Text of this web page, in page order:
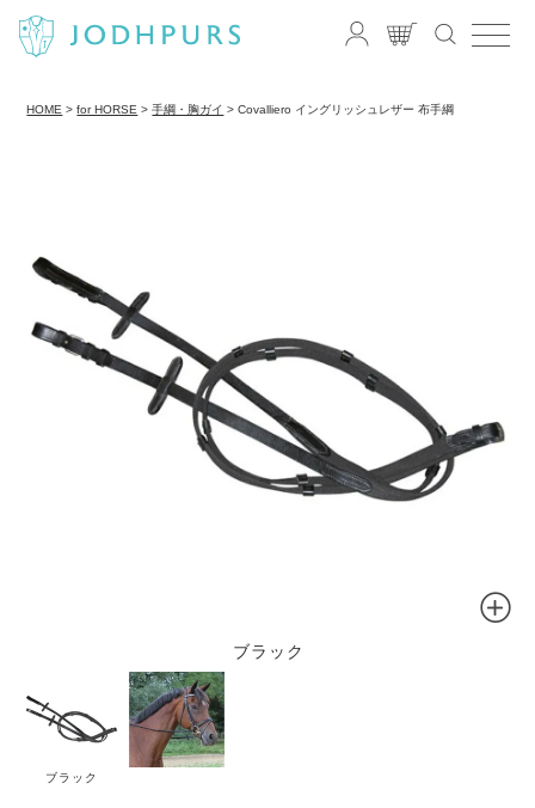
HOME for HORSE 手綱・胸ガイ Covalliero イングリッシュレザー 布手綱
ブラック
ブラック